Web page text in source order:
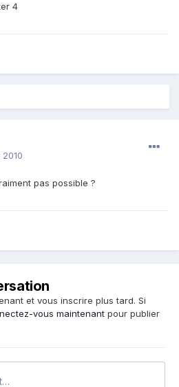
4
pas possible ?
et vous inscrire plus tard. Si
vous maintenant pour publier